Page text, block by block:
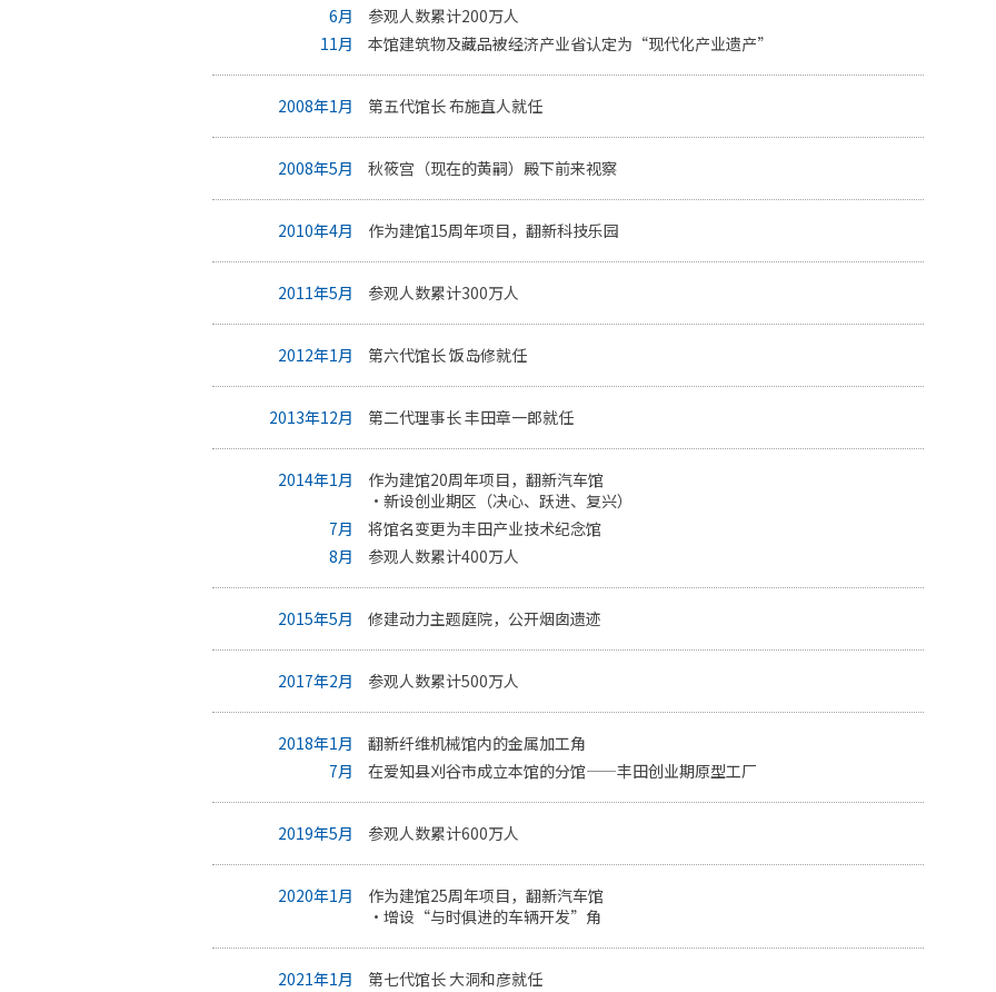
6月
参观人数累计200万人
11月
本馆建筑物及藏品被经济产业省认定为“现代化产业遗产”
2008年1月 第五代馆长 布施直人就任
2008年5月 秋筱宫（现在的黄嗣）殿下前来视察
2010年4月 作为建馆15周年项目，翻新科技乐园
2011年5月 参观人数累计300万人
2012年1月 第六代馆长 饭岛修就任
2013年12月 第二代理事长 丰田章一郎就任
2014年1月
作为建馆20周年项目，翻新汽车馆
・新设创业期区（决心、跃进、复兴）
7月
将馆名变更为丰田产业技术纪念馆
8月
参观人数累计400万人
2015年5月 修建动力主题庭院，公开烟囱遗迹
2017年2月 参观人数累计500万人
2018年1月
翻新纤维机械馆内的金属加工角
7月
在爱知县刈谷市成立本馆的分馆——丰田创业期原型工厂
2019年5月 参观人数累计600万人
2020年1月
作为建馆25周年项目，翻新汽车馆
・增设“与时俱进的车辆开发”角
2021年1月 第七代馆长 大洞和彦就任